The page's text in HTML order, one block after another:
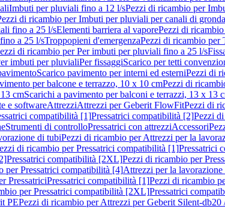
Imbuti per pluviali fino a 12 l/sPezzi di ricambio per
di ricambio per Imbuti per pluviali per canali di gronda
fino a 25 l/sElementi barriera al vaporePezzi di
a 25 l/sTroppopieni d'emergenzaPezzi di ricambio per
di ricambio per Per imbuti per pluviali fino a 25 l/s
imbuti per pluvialiPer fissaggiScarico per tetti
Scarico pavimento per interni ed esterniPezzi di
per balcone e terrazzo, 10 x 10 cmPezzi di
cmScarichi a pavimento per balconi e terrazzi, 13 x 13
e softwareAttrezziAttrezzi per Geberit FlowFitPezzi di
compatibilità [1]Pressatrici compatibilità [2]Pezzi
Strumenti di controlloPressatrici con attrezziAccessori
di tubiPezzi di ricambio per Attrezzi per la
di ricambio per Pressatrici compatibilità [1]Pressatrici
Pressatrici compatibilità [2XL]Pezzi di ricambio per
per Pressatrici compatibilità [4]Attrezzi per la
PressatriciPressatrici compatibilità [1]Pezzi di ricambio
per Pressatrici compatibilità [2XL]Pressatrici
PEPezzi di ricambio per Attrezzi per Geberit Silent-db20